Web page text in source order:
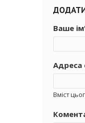
Ваше
Адреса
Вміст